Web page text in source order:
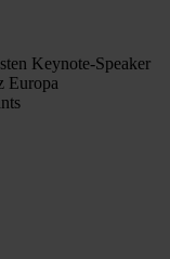
Keynote-Speaker
Europa